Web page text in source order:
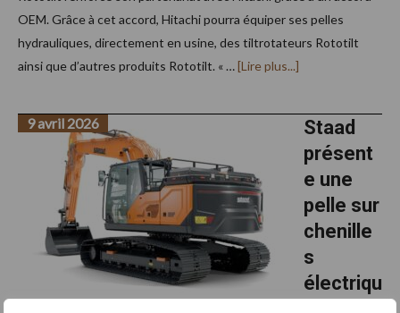
OEM. Grâce à cet accord, Hitachi pourra équiper ses pelles
hydrauliques, directement en usine, des tiltrotateurs Rototilt
ainsi que d’autres produits Rototilt. « …[Lire plus...]
accord
OEM
avec
Hitachi
Construction
Machinery
Europe
Staad
présent
e une
pelle sur
chenille
s
électriqu
9 avril 2026